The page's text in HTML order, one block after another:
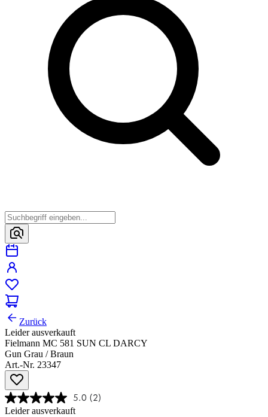
Zurück
Leider ausverkauft
Fielmann MC 581 SUN CL DARCY
Gun Grau / Braun
Art.-Nr. 23347
5.0 (2)
Leider ausverkauft